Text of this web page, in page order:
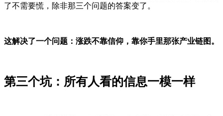
了不需要慌，除非那三个问题的答案变了。
这解决了一个问题：涨跌不靠信仰，靠你手里那张产业链图。
第三个坑：所有人看的信息一模一样